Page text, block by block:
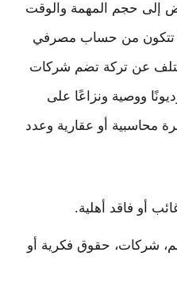
إلى حجم المهمة والوقت
تتكون من حساب مصرفي
عن تركة تضم شركات
ووصية ونزاعًا على
محاسبية أو عقارية وعدد
أو فاقد أهلية.
شركات، حقوق فكرية أو